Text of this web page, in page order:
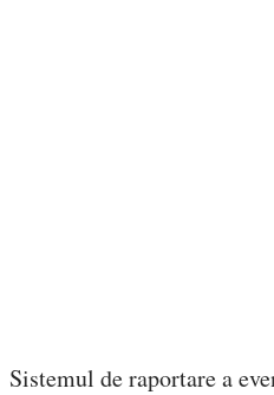
Sistemul de raportare a